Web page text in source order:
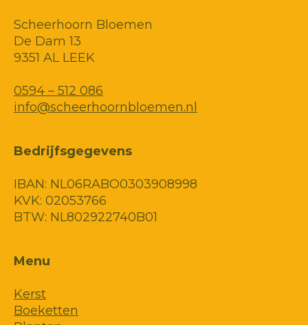
Scheerhoorn Bloemen
De Dam 13
9351 AL LEEK
0594 – 512 086
info@scheerhoornbloemen.nl
Bedrijfsgegevens
IBAN: NL06RABO0303908998
KVK: 02053766
BTW: NL802922740B01
Menu
Kerst
Boeketten